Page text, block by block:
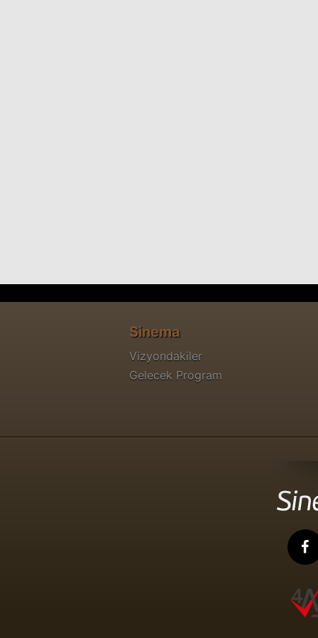
Sinema
Vizyondakiler
Gelecek Program